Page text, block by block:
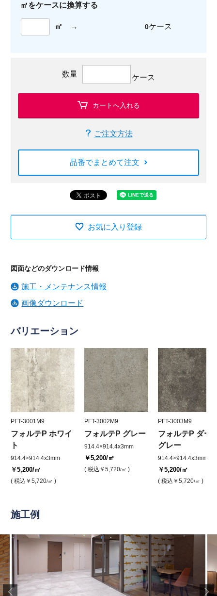
㎡をケースに換算する
㎡ → 0ケース
数量 ケース
カートへ入れる
ご注文方法
品番でまとめて注文
お気に入り登録
図面などのダウンロード情報
施工・メンテナンス情報
画像ダウンロード
バリエーション
PFT-3001M9
フォルテP ホワイ
ト
914.4×914.4x3mm
￥5,200/㎡
( 税込 ￥5,720/㎡ )
PFT-3002M9
フォルテP グレー
914.4×914.4x3mm
￥5,200/㎡
( 税込 ￥5,720/㎡ )
PFT-3003M9
フォルテP ダー
グレー
914.4×914.4x3mm
￥5,200/㎡
( 税込 ￥5,720/㎡ )
施工例